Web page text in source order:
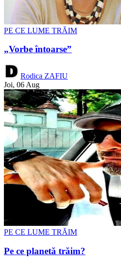
PE CE LUME TRĂIM
„Vorbe întoarse”
Rodica ZAFIU
Joi, 06 Aug
PE CE LUME TRĂIM
Pe ce planetă trăim?